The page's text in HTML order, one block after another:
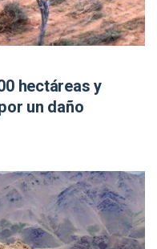
hectáreas y
un daño